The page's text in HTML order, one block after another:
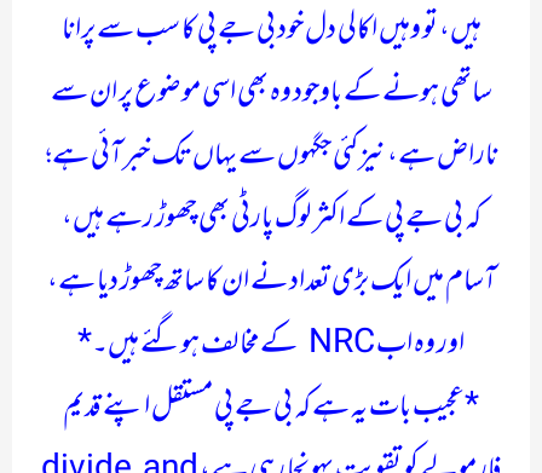
ہیں، تو وہیں اکالی دل خود بی جے پی کا سب سے پرانا
ساتھی ہونے کے باوجود وہ بھی اسی موضوع پر ان سے
ناراض ہے، نیز کئی جگہوں سے یہاں تک خبر آئی ہے؛
کہ بی جے پی کے اکثر لوگ پارٹی بھی چھوڑ رہے ہیں،
آسام میں ایک بڑی تعداد نے ان کا ساتھ چھوڑ دیا ہے،
اور وہ اب NRC کے مخالف ہوگئے ہیں۔*
*عجیب بات یہ ہے کہ بی جے پی مستقل اپنے قدیم